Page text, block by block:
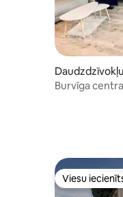
s
Burvīga
Viesu
Viesu